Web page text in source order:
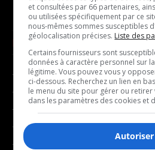
NOUVELLES
- Affaires municipales
- Communauté / Social
- Culture
- Économie
- Éducation
-
-
et consultées par 66 partenaires,
ou utilisées spécifiquement par ce
nous-mêmes sommes susceptibles
géolocalisation précises. Liste des
Certains fournisseurs sont
données à caractère personnel sur
légitime. Vous pouvez vous y
ci-dessous. Recherchez un lien en
le menu du site pour gérer ou
dans les paramètres des cookies et
Autoriser